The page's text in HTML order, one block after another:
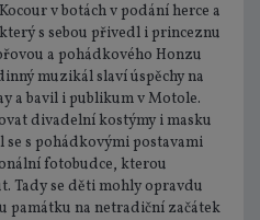
v botách v podání herce a
s sebou přivedl i princeznu
a pohádkového Honzu
muzikál slaví úspěchy na
a bavil i publikum v Motole.
divadelní kostýmy i masku
s pohádkovými postavami
fotobudce, kterou
Tady se děti mohly opravdu
památku na netradiční začátek